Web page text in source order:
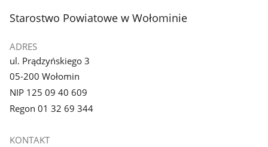
stopka
Starostwo Powiatowe w Wołominie
ADRES
ul. Prądzyńskiego 3
05-200 Wołomin
NIP 125 09 40 609
Regon 01 32 69 344
KONTAKT